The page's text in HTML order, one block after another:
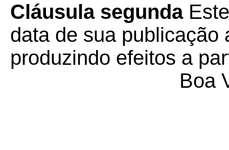
Cláusula segunda
data de sua publicação
produzindo efeitos a
Boa